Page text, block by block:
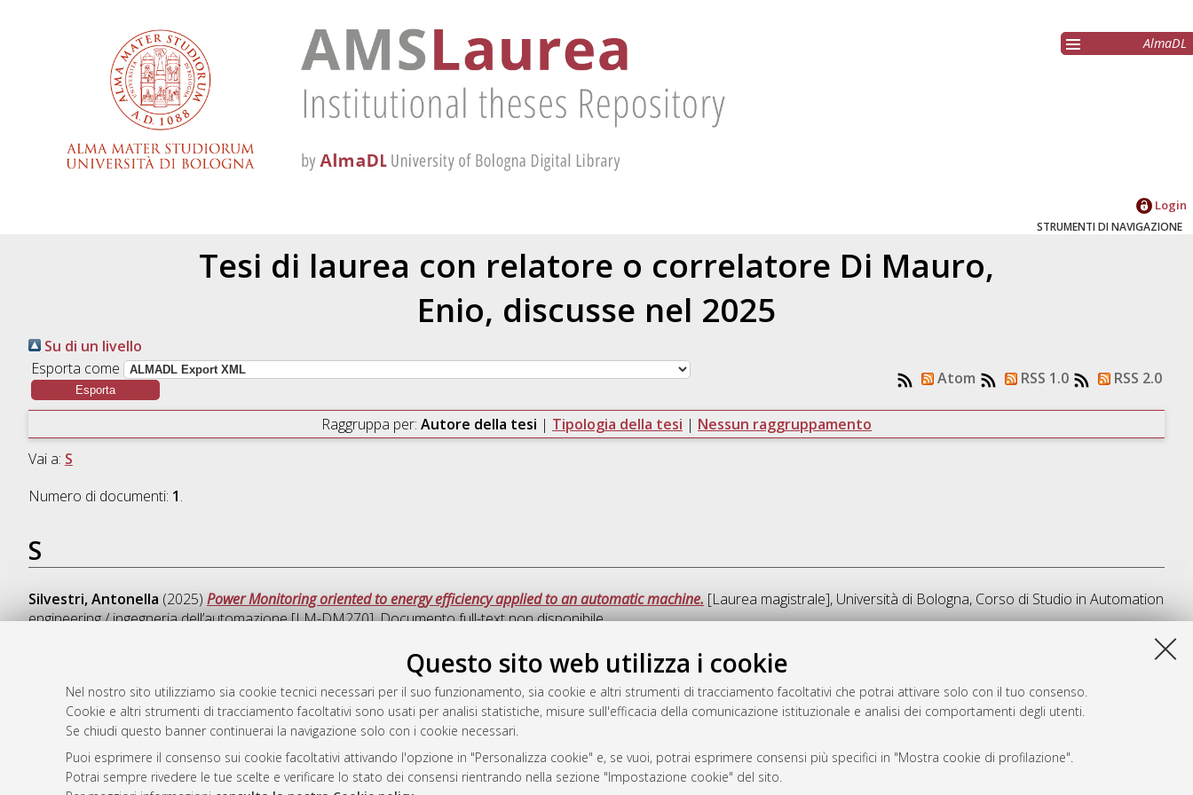
Questo sito web utilizza i cookie
Nel nostro sito utilizziamo sia cookie tecnici necessari per il suo funzionamento, sia cookie e altri strumenti di tracciamento facoltativi che potrai attivare solo con il tuo consenso.
Cookie e altri strumenti di tracciamento facoltativi sono usati per analisi statistiche, misure sull'efficacia della comunicazione istituzionale e analisi dei comportamenti degli utenti.
Se chiudi questo banner continuerai la navigazione solo con i cookie necessari.
Puoi esprimere il consenso sui cookie facoltativi attivando l'opzione in "Personalizza cookie" e, se vuoi, potrai esprimere consensi più specifici in "Mostra cookie di profilazione".
Potrai sempre rivedere le tue scelte e verificare lo stato dei consensi rientrando nella sezione "Impostazione cookie" del sito.
AlmaDL
Login
STRUMENTI DI NAVIGAZIONE
Tesi di laurea con relatore o correlatore Di Mauro,
Enio, discusse nel 2025
Su di un livello
Esporta come
Atom RSS 1.0 RSS 2.0
Raggruppa per: Autore della tesi | Tipologia della tesi | Nessun raggruppamento
Vai a: S
Numero di documenti: 1.
S
Silvestri, Antonella (2025) Power Monitoring oriented to energy efficiency applied to an automatic machine. [Laurea magistrale], Università di Bologna, Corso di Studio in Automation
engineering / ingegneria dell’automazione [LM-DM270], Documento full-text non disponibile
Questa lista e' stata generata il Fri Aug 7 14:50:37 2026 CEST
Atom
Rss 2.0
AMS Laurea
Servizio implementato e gestito da
Impostazioni Cookie
Informativa sulla privacy